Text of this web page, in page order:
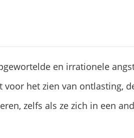
en irrationele
het zien van ontlasting,
zelfs als ze zich in een